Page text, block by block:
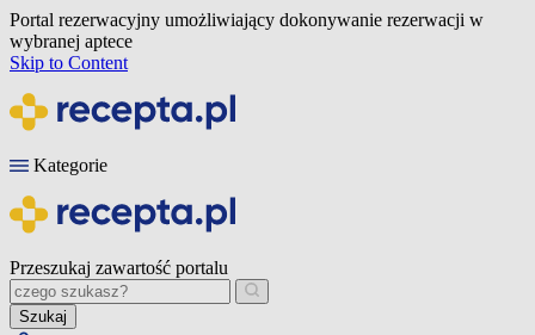
Portal rezerwacyjny umożliwiający dokonywanie rezerwacji w
wybranej aptece
Skip to Content
Kategorie
Przeszukaj zawartość portalu
Szukaj